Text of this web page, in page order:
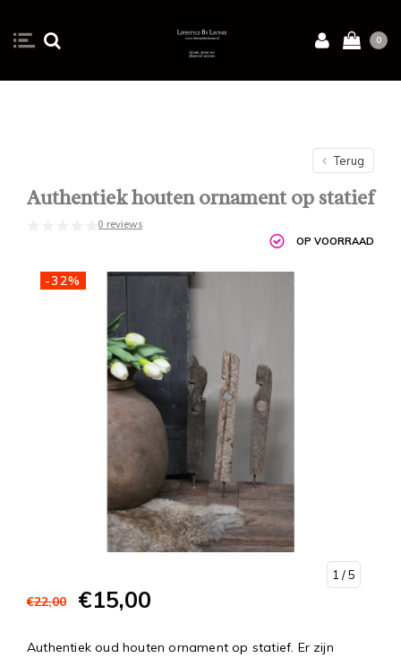
0
Terug
Authentiek houten ornament op statief
0 reviews
OP VOORRAAD
-32%
1 / 5
€22,00 €15,00
Authentiek oud houten ornament op statief. Er zijn